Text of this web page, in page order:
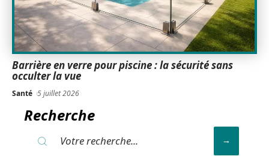
Barrière en verre pour piscine : la sécurité sans
occulter la vue
Santé 5 juillet 2026
Recherche